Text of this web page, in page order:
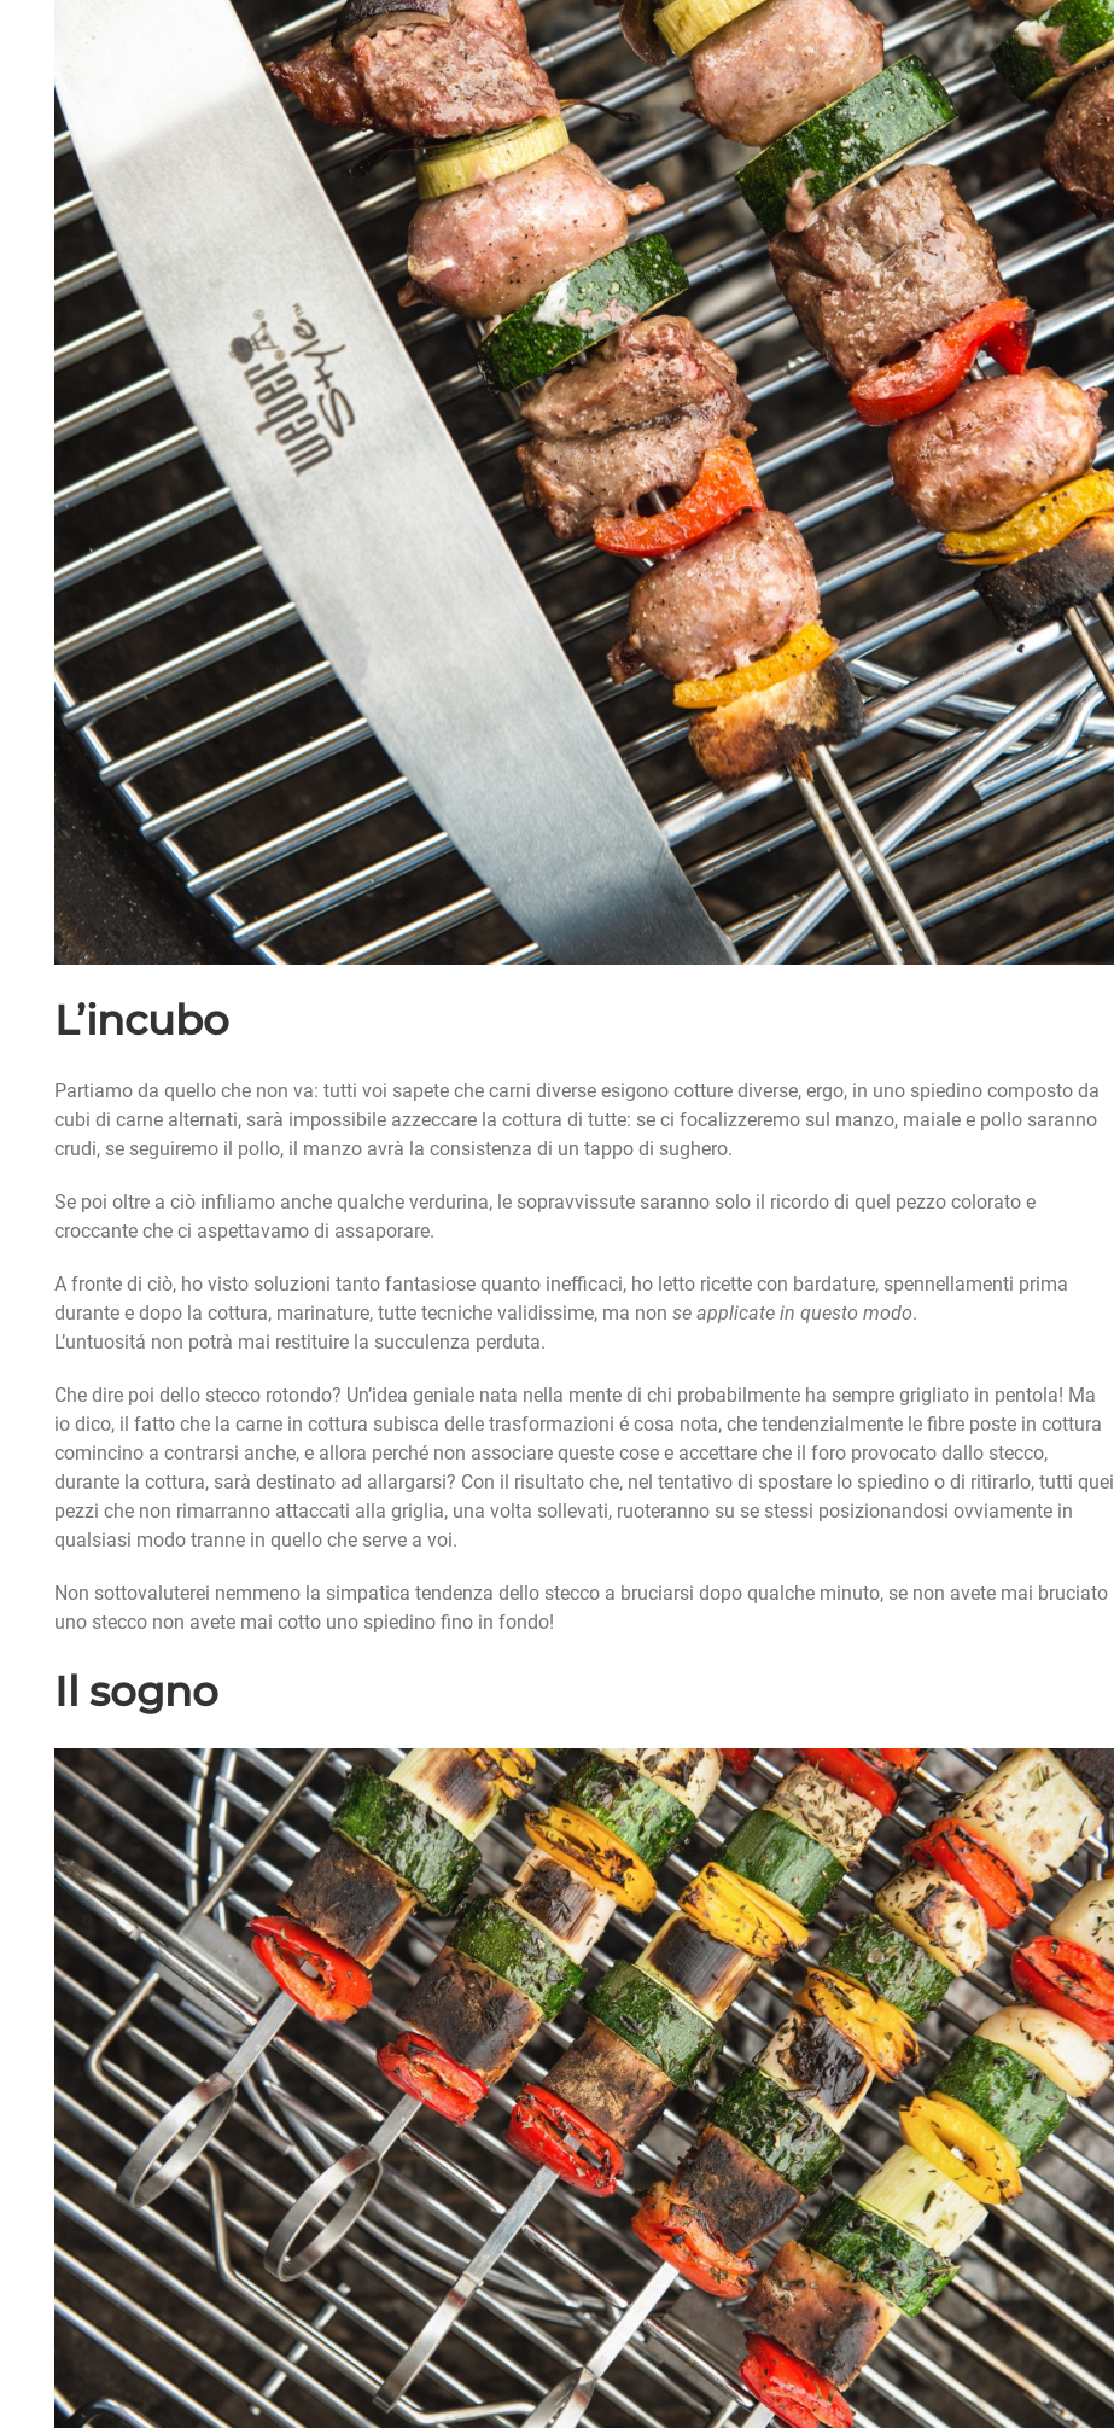
L’incubo
Partiamo da quello che non va: tutti voi sapete che carni diverse esigono cotture diverse, ergo, in uno spiedino composto da
cubi di carne alternati, sarà impossibile azzeccare la cottura di tutte: se ci focalizzeremo sul manzo, maiale e pollo saranno
crudi, se seguiremo il pollo, il manzo avrà la consistenza di un tappo di sughero.
Se poi oltre a ciò infiliamo anche qualche verdurina, le sopravvissute saranno solo il ricordo di quel pezzo colorato e
croccante che ci aspettavamo di assaporare.
A fronte di ciò, ho visto soluzioni tanto fantasiose quanto inefficaci, ho letto ricette con bardature, spennellamenti prima
durante e dopo la cottura, marinature, tutte tecniche validissime, ma non se applicate in questo modo.
L’untuositá non potrà mai restituire la succulenza perduta.
Che dire poi dello stecco rotondo? Un’idea geniale nata nella mente di chi probabilmente ha sempre grigliato in pentola! Ma
io dico, il fatto che la carne in cottura subisca delle trasformazioni é cosa nota, che tendenzialmente le fibre poste in cottura
comincino a contrarsi anche, e allora perché non associare queste cose e accettare che il foro provocato dallo stecco,
durante la cottura, sarà destinato ad allargarsi? Con il risultato che, nel tentativo di spostare lo spiedino o di ritirarlo, tutti quei
pezzi che non rimarranno attaccati alla griglia, una volta sollevati, ruoteranno su se stessi posizionandosi ovviamente in
qualsiasi modo tranne in quello che serve a voi.
Non sottovaluterei nemmeno la simpatica tendenza dello stecco a bruciarsi dopo qualche minuto, se non avete mai bruciato
uno stecco non avete mai cotto uno spiedino fino in fondo!
Il sogno